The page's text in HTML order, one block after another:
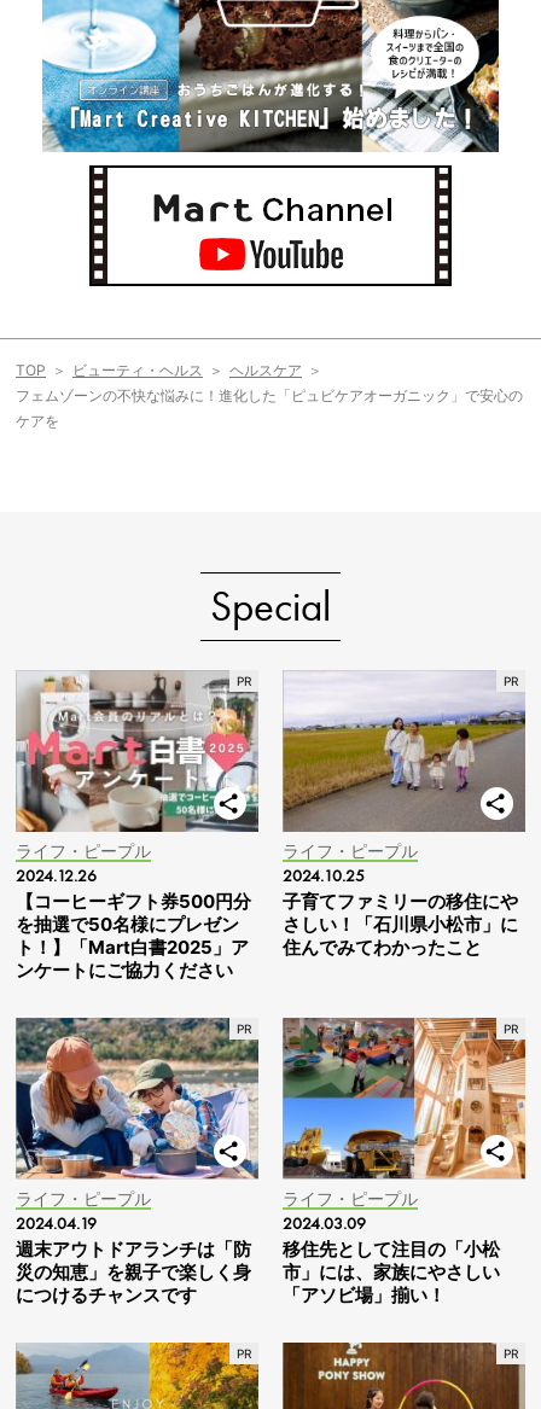
TOP ビューティ・ヘルス
ヘルスケア
フェムゾーンの不快な悩みに！進化した「ピュビケアオーガニック」で安心の
ケアを
Special
ライフ・ピープル
2024.12.26
【コーヒーギフト券500円分
を抽選で50名様にプレゼン
ト！】「Mart白書2025」ア
ンケートにご協力ください
ライフ・ピープル
2024.10.25
子育てファミリーの移住にや
さしい！「石川県小松市」に
住んでみてわかったこと
ライフ・ピープル
2024.04.19
週末アウトドアランチは「防
災の知恵」を親子で楽しく身
につけるチャンスです
ライフ・ピープル
2024.03.09
移住先として注目の「小松
市」には、家族にやさしい
「アソビ場」揃い！